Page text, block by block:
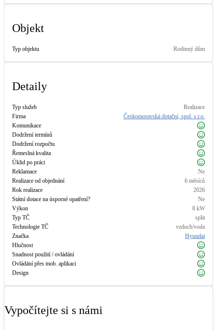
Novostavby
Akumulace dešťovky
Větrné elektrárny
Objekt
Typ objektu Rodinný dům
Detaily
Typ služeb
Realizace
Firma
Českomoravská dotační, spol. s r.o.
Komunikace
Dodržení termínů
Dodržení rozpočtu
Řemeslná kvalita
Úklid po práci
Reklamace
Ne
Realizace od objednání
6 měsíců
Rok realizace
2026
Státní dotace na úsporné opatření?
Ne
Výkon
8 kW
Typ TČ
split
Technologie TČ
vzduch/voda
Značka
Hyundai
Hlučnost
Snadnost použití / ovládání
Ovládání přes mob. aplikaci
Design
Vypočítejte si s námi